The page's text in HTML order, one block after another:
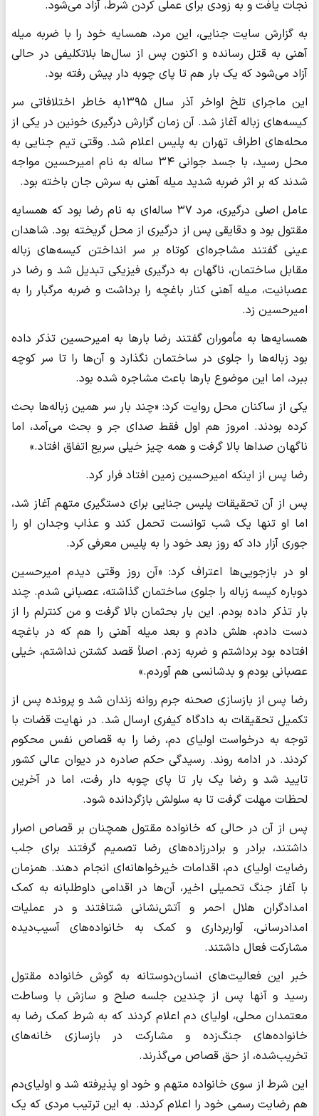
نجات یافت و به زودی برای عملی کردن شرط، آزاد می‌شود.
به گزارش سایت جنایی، این مرد، همسایه خود را با ضربه میله
آهنی به قتل رسانده و اکنون پس از سال‌ها بلاتکلیفی در حالی
آزاد می‌شود که یک بار هم تا پای چوبه دار پیش رفته بود.
این ماجرای تلخ اواخر آذر سال ۱۳۹۵به خاطر اختلافاتی سر
کیسه‌های زباله آغاز شد. آن زمان گزارش درگیری خونین در یکی از
محله‌های اطراف تهران به پلیس اعلام شد. وقتی تیم جنایی به
محل رسید، با جسد جوانی ۳۴ ساله به نام امیرحسین مواجه
شدند که بر اثر ضربه شدید میله آهنی به سرش جان باخته بود.
عامل اصلی درگیری، مرد ۳۷ ساله‌ای به نام رضا بود که همسایه
مقتول بود و دقایقی پس از درگیری از محل گریخته بود. شاهدان
عینی گفتند مشاجره‌ای کوتاه بر سر انداختن کیسه‌های زباله
مقابل ساختمان، ناگهان به درگیری فیزیکی تبدیل شد و رضا در
عصبانیت، میله آهنی کنار باغچه را برداشت و ضربه مرگبار را به
امیرحسین زد.
همسایه‌ها به مأموران گفتند رضا بارها به امیرحسین تذکر داده
بود زباله‌ها را جلوی در ساختمان نگذارد و آن‌ها را تا سر کوچه
ببرد، اما این موضوع بارها باعث مشاجره شده بود.
یکی از ساکنان محل روایت کرد: «چند بار سر همین زباله‌ها بحث
کرده بودند. امروز هم اول فقط صدای جر و بحث می‌آمد، اما
ناگهان صداها بالا گرفت و همه چیز خیلی سریع اتفاق افتاد.»
رضا پس از اینکه امیرحسین زمین افتاد فرار کرد.
پس از آن تحقیقات پلیس جنایی برای دستگیری متهم آغاز شد،
اما او تنها یک شب توانست تحمل کند و عذاب وجدان او را
جوری آزار داد که روز بعد خود را به پلیس معرفی کرد.
او در بازجویی‌ها اعتراف کرد: «آن روز وقتی دیدم امیرحسین
دوباره کیسه زباله را جلوی ساختمان گذاشته، عصبانی شدم. چند
بار تذکر داده بودم. این بار بحثمان بالا گرفت و من کنترلم را از
دست دادم، هلش دادم و بعد میله آهنی را هم که در باغچه
افتاده بود برداشتم و ضربه زدم. اصلاً قصد کشتن نداشتم، خیلی
عصبانی بودم و بدشانسی هم آوردم.»
رضا پس از بازسازی صحنه جرم روانه زندان شد و پرونده پس از
تکمیل تحقیقات به دادگاه کیفری ارسال شد. در نهایت قضات با
توجه به درخواست اولیای دم، رضا را به قصاص نفس محکوم
کردند. در ادامه روند. رسیدگی حکم صادره در دیوان عالی کشور
تایید شد و رضا یک بار تا پای چوبه دار رفت، اما در آخرین
لحظات مهلت گرفت تا به سلولش بازگردانده شود.
پس از آن در حالی که خانواده مقتول همچنان بر قصاص اصرار
داشتند، برادر و برادرزاده‌های رضا تصمیم گرفتند برای جلب
رضایت اولیای دم، اقدامات خیرخواهانه‌ای انجام دهند. همزمان
با آغاز جنگ تحمیلی اخیر، آن‌ها در اقدامی داوطلبانه به کمک
امدادگران هلال احمر و آتش‌نشانی شتافتند و در عملیات
امدادرسانی، آواربرداری و کمک به خانواده‌های آسیب‌دیده
مشارکت فعال داشتند.
خبر این فعالیت‌های انسان‌دوستانه به گوش خانواده مقتول
رسید و آنها پس از چندین جلسه صلح و سازش با وساطت
معتمدان محلی، اولیای دم اعلام کردند که به شرط کمک رضا به
خانواده‌های جنگ‌زده و مشارکت در بازسازی خانه‌های
تخریب‌شده، از حق قصاص می‌گذرند.
این شرط از سوی خانواده متهم و خود او پذیرفته شد و اولیای‌دم
هم رضایت رسمی خود را اعلام کردند. به این ترتیب مردی که یک